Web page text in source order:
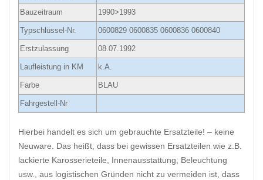
Bauzeitraum 1990>1993
Typschlüssel-Nr. 0600829 0600835 0600836 0600840
Erstzulassung 08.07.1992
Laufleistung in KM k.A.
Farbe BLAU
Fahrgestell-Nr
Hierbei handelt es sich um gebrauchte Ersatzteile! – keine
Neuware. Das heißt, dass bei gewissen Ersatzteilen wie z.B.
lackierte Karosserieteile, Innenausstattung, Beleuchtung
usw., aus logistischen Gründen nicht zu vermeiden ist, dass